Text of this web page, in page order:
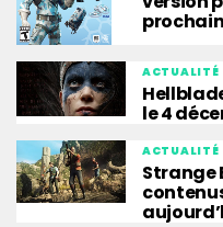
ACTUALITÉ
le 4
ACTUALITÉ
Strange